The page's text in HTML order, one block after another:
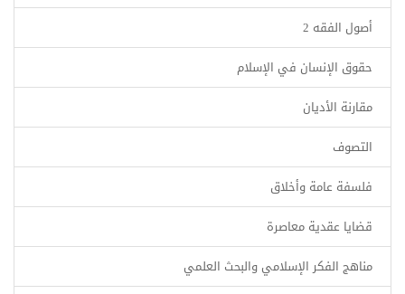
أصول الفقه 2
حقوق الإنسان في الإسلام
مقارنة الأديان
التصوف
فلسفة عامة وأخلاق
قضايا عقدية معاصرة
مناهج الفكر الإسلامي والبحث العلمي